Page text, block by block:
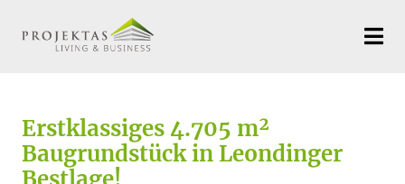
Erstklassiges 4.705 m²
Baugrundstück in Leondinger